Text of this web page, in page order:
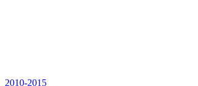
2010-2015